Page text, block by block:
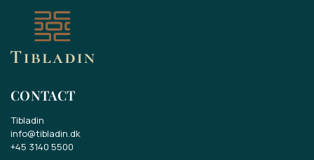
CONTACT
Tibladin
info@tibladin.dk
+45 3140 5500